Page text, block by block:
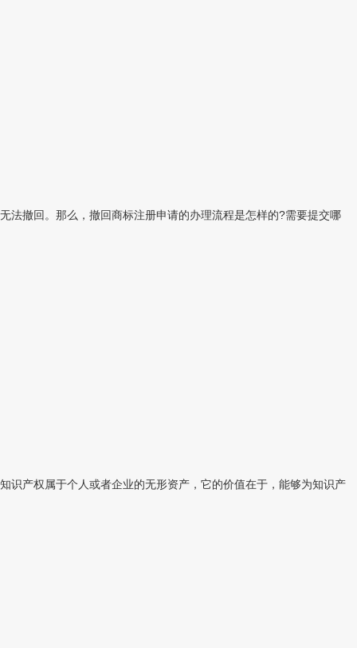
法撤回。那么，撤回商标注册申请的办理流程是怎样的?需要提交哪
识产权属于个人或者企业的无形资产，它的价值在于，能够为知识产